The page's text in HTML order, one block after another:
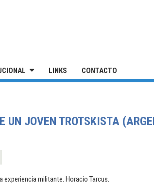
LINKS CONTACTO
UN JOVEN TROTSKISTA
experiencia militante. Horacio Tarcus.